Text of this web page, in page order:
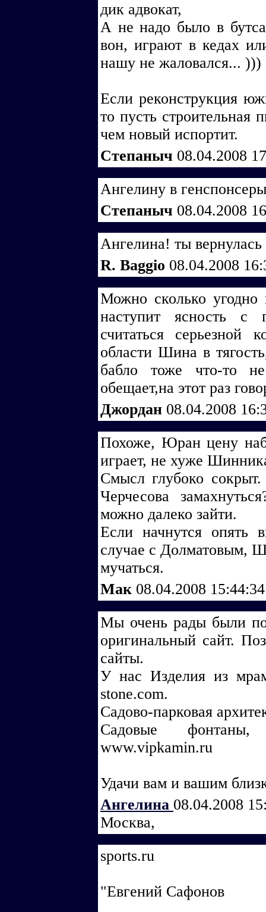
дик адвокат,
А не надо было в
вон, играют в кедах
нашу не жаловался... )))
Если реконструкция
то пусть строительная
чем новый испортит.
Степаныч 08.04.2008
Ангелину в
Степаныч 08.04.2008
Ангелина! ты
R. Baggio 08.04.2008
Можно сколько угодно
наступит ясность
считаться серьезной
области Шина в
бабло тоже что-то не
обещает,на этот раз
Джордан 08.04.2008
Похоже, Юран цену
играет, не хуже
Смысл глубоко
Черчесова
можно далеко зайти.
Если начнутся опять
случае с Долматовым,
мучаться.
Мак 08.04.2008
Мы очень рады были
оригинальный сайт.
сайты.
У нас Изделия из
stone.com.
Садово-парковая
Садовые
www.vipkamin.ru
Удачи вам и вашим
Ангелина 08.04.2008
Москва,
sports.ru
"Евгений Сафонов